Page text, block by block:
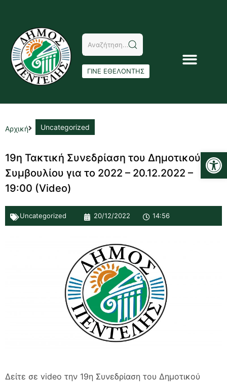
ΓΙΝΕ ΕΘΕΛΟΝΤΗΣ
Αρχική Uncategorized
19η Τακτική Συνεδρίαση του Δημοτικού
Συμβουλίου για το 2022 – 20.12.2022 –
19:00 (Video)
Uncategorized 20/12/2022 14:56
Δείτε σε video την 19η Συνεδρίαση του Δημοτικού